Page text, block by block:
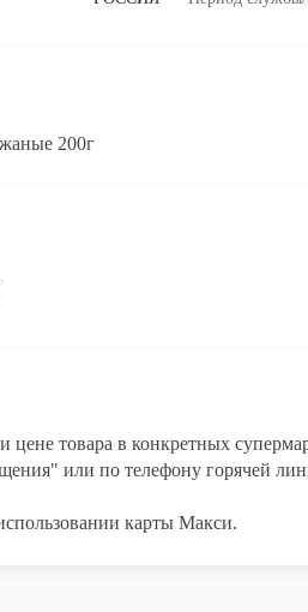
200г
товара в конкретных
или по телефону горячей
карты Макси.